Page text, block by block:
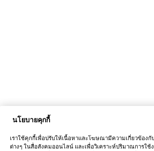
นโยบายคุกกี้
เราใช้คุกกี้เพื่อปรับให้เนื้อหาและโฆษณามีความเกี่ยวข้อง
ต่างๆ ในสื่อสังคมออนไลน์ และเพื่อวิเคราะห์ปริมาณการใช้